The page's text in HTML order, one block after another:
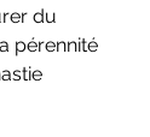
du
pérennité